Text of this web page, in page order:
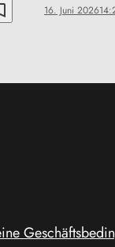
16. Juni 2026